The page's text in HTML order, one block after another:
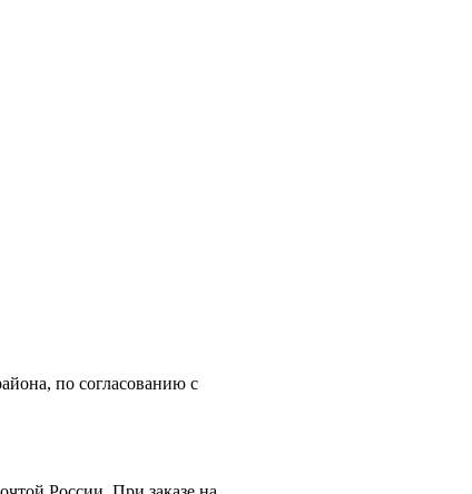
по согласованию с